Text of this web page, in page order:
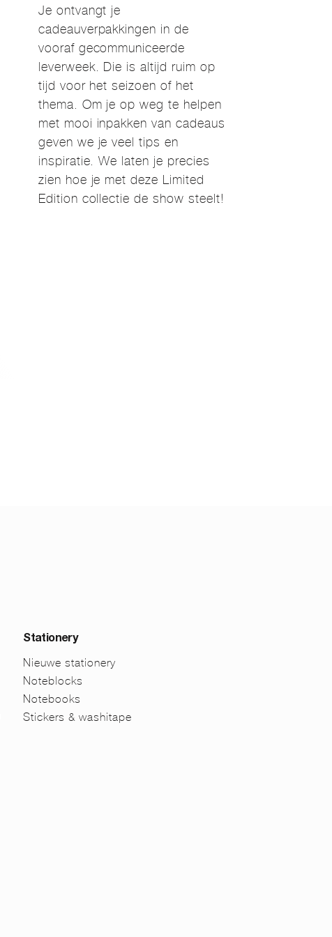
Je ontvangt je
cadeauverpakkingen in de
vooraf gecommuniceerde
leverweek. Die is altijd ruim op
tijd voor het seizoen of het
thema. Om je op weg te helpen
met mooi inpakken van cadeaus
geven we je veel tips en
inspiratie. We laten je precies
zien hoe je met deze Limited
Edition collectie de show steelt!
Stationery
Nieuwe stationery
Noteblocks
Notebooks
Stickers & washitape